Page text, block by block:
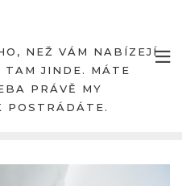
NEŽ VÁM NABÍZEJÍ
TAM JINDE. MÁTE
PRÁVĚ MY
POSTRÁDÁTE.